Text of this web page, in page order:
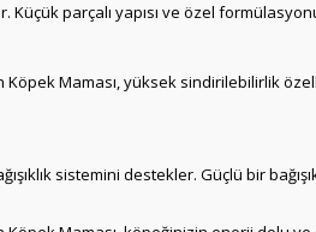
Küçük parçalı yapısı ve özel
Köpek Maması, yüksek sindirilebilirlik
sistemini destekler. Güçlü bir